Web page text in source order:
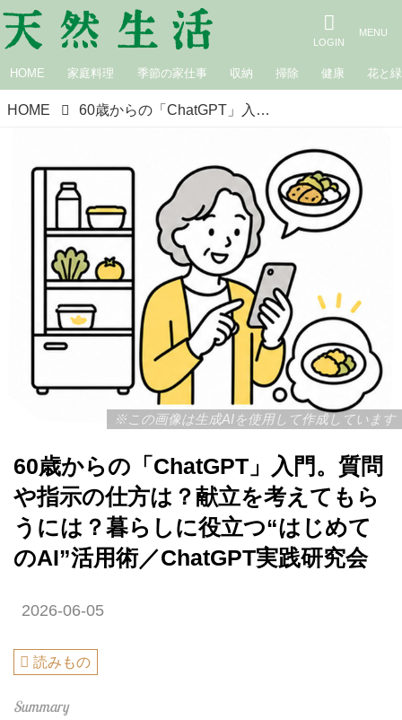
HOME 家庭料理 季節の家仕事 収納 掃除 健康 花と緑
HOME 60歳からの「ChatGPT」入門。質問や指示の仕方は？献立を考えてもらうには？暮らしに役立つ“はじめてのAI”活用術／ChatGPT実践研究会
※この画像は生成AIを使用して作成しています
60歳からの「ChatGPT」入門。質問
や指示の仕方は？献立を考えてもら
うには？暮らしに役立つ“はじめて
のAI”活用術／ChatGPT実践研究会
2026-06-05
読みもの